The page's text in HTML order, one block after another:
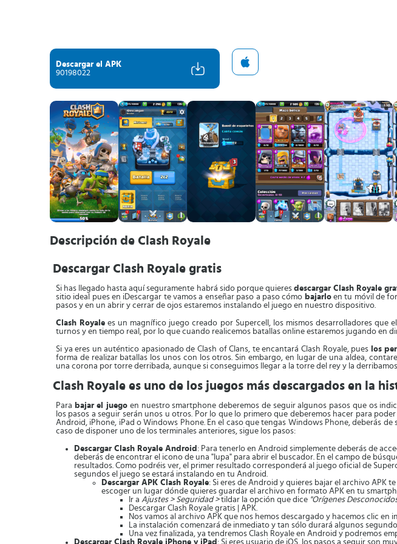
Descargar el APK
90198022
Descripción de Clash Royale
Descargar Clash Royale gratis
Si has llegado hasta aquí seguramente habrá sido porque quieres descargar Clash Royale
sitio ideal pues en iDescargar te vamos a enseñar paso a paso cómo bajarloen tu móvil de
pasos y en un abrir y cerrar de ojos estaremos instalando el juego en nuestro dispositivo.
Clash Royale es un magnífico juego creado por Supercell, los mismos desarrolladores
turnos y en tiempo real, por lo que cuando realicemos batallas online estaremos jugando en
Si ya eres un auténtico apasionado de Clash of Clans, te encantará Clash Royale, pues los
forma de realizar batallas los unos con los otros. Sin embargo, en lugar de una aldea,
una corona por torre derribada, aunque si conseguimos llegar a la torre del rey y la
Clash Royale es uno de los juegos más descargados en la
Para bajar el juego en nuestro smartphone deberemos de seguir algunos pasos que os
los pasos a seguir serán unos u otros. Por lo que lo primero que deberemos hacer para
Android, iPhone, iPad o Windows Phone. En el caso que tengas Windows Phone, deberás
caso de disponer uno de los terminales anteriores, sigue los pasos:
Descargar Clash Royale Android : Para tenerlo en Android simplemente deberás de
deberás de encontrar el icono de una "lupa" para abrir el buscador. En el campo de
resultados. Como podréis ver, el primer resultado corresponderá al juego oficial de
segundos el juego se estará instalando en tu Android.
Descargar APK Clash Royale: Si eres de Android y quieres bajar el archivo APK
escoger un lugar dónde quieres guardar el archivo en formato APK en tu
Ir a Ajustes > Seguridad >tildar la opción que dice "Orígenes
Descargar Clash Royale gratis | APK.
Nos vamos al archivo APK que nos hemos descargado y hacemos clic en
La instalación comenzará de inmediato y tan sólo durará algunos
Una vez finalizada, ya tendremos Clash Royale en Android y podremos
Descargar Clash Royale iPhone y iPad : Si eres usuario de iOS, los pasos a seguir son